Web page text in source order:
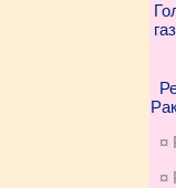
¤
¤